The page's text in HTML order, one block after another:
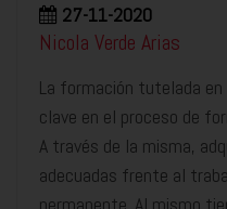
27-11-2020
Nicola Verde Arias
La formación tutelada
clave en el proceso de
A través de la misma,
adecuadas frente al